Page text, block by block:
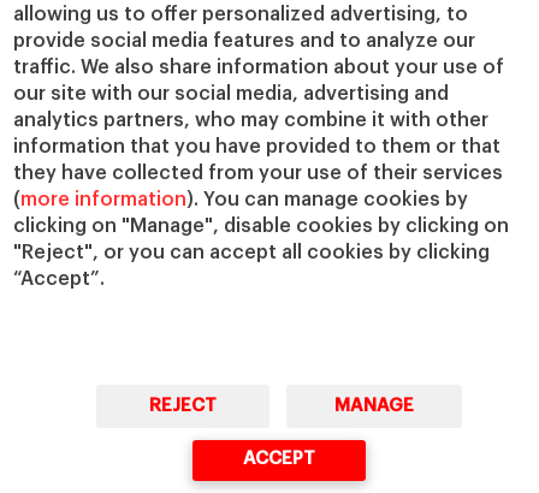
allowing us to offer personalized advertising, to
provide social media features and to analyze our
traffic. We also share information about your use of
our site with our social media, advertising and
analytics partners, who may combine it with other
information that you have provided to them or that
they have collected from your use of their services
(more information). You can manage cookies by
clicking on "Manage", disable cookies by clicking on
"Reject", or you can accept all cookies by clicking
“Accept”.
REJECT MANAGE
ACCEPT
IESE Insight
IESE Publishing
Colabora con el IESE
Servicios
Biblioteca
Canal de Compliance
Capellanía
IESE Shop
Jobs @IESE
Préstamos y becas
© Copyright, 2026. IESE Business School | University of Navarra
Cookies Ciberseguridad